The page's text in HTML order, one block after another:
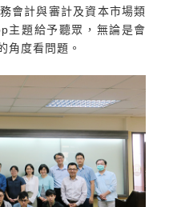
會計與審計及資本市場類
主題給予聽眾，無論是會
角度看問題。